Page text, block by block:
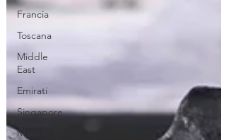
Francia
Toscana
Middle
East
Emirati
Singapore
Macao